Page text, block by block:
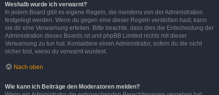
Weshalb wurde ich verwarnt?
In jedem Board gibt es eigene Regeln, die meistens von der Administration
festgelegt werden. Wenn du gegen eine dieser Regeln verstoßen hast, kann
sie dir eine Verwarnung erteilen. Bitte beachte, dass dies die Entscheidung der
Administration dieses Boards ist und phpBB Limited nichts mit dieser
Verwarnung zu tun hat. Kontaktiere einen Administrator, sofern du die nicht
sicher bist, wieso du verwarnt wurdest.
Nach oben
Wie kann ich Beiträge den Moderatoren melden?